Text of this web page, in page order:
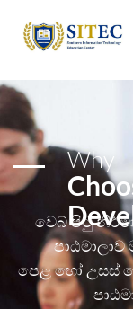
Why
ව‌ෙබ් පිටු
පෙළ හෝ උසස්